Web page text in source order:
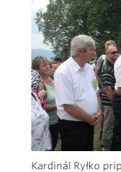
Kardinál Ryłko